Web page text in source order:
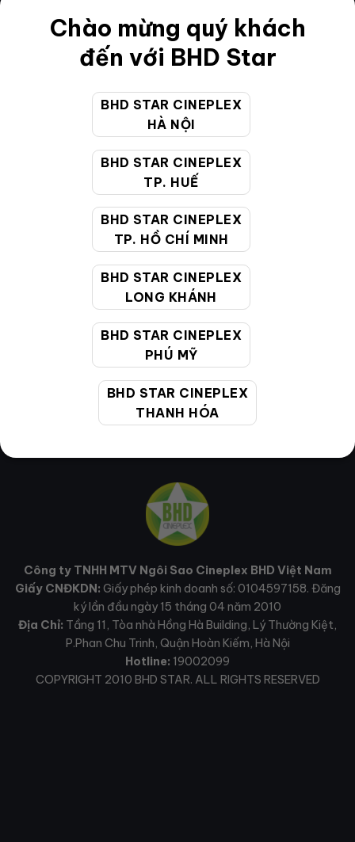
Chào mừng quý khách
đến với BHD Star
BHD STAR CINEPLEX
HÀ NỘI
BHD STAR CINEPLEX
TP. HUẾ
BHD STAR CINEPLEX
TP. HỒ CHÍ MINH
BHD STAR CINEPLEX
LONG KHÁNH
BHD STAR CINEPLEX
PHÚ MỸ
BHD STAR CINEPLEX
THANH HÓA
Điều khoản
Hướng dẫn đặt vé trực tuyến
Chính sách bảo vệ thông tin cá nhân của người tiêu
CHĂM SÓC KHÁCH HÀNG
19002099
gồm cả Lễ, Tết)
cskh@bhdstar.vn
MẠNG XÃ HỘI
Công ty TNHH MTV Ngôi Sao Cineplex BHD Việt Nam
Giấy CNĐKDN: Giấy phép kinh doanh số: 0104597158. Đăng
ký lần đầu ngày 15 tháng 04 năm 2010
Địa Chỉ: Tầng 11, Tòa nhà Hồng Hà Building, Lý Thường Kiệt,
P.Phan Chu Trinh, Quận Hoàn Kiếm, Hà Nội
Hotline: 19002099
COPYRIGHT 2010 BHD STAR. ALL RIGHTS RESERVED